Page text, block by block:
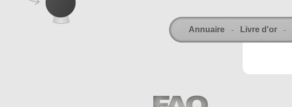
Annuaire - Livre d'or -